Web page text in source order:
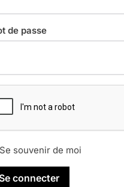
de passe
Se souvenir de moi